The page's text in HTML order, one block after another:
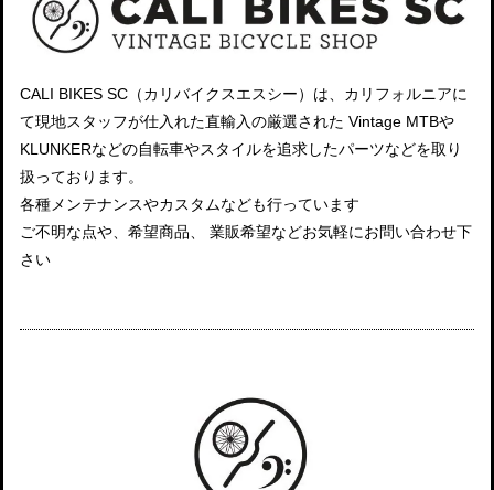
CALI BIKES SC（カリバイクスエスシー）は、カリフォルニアに
て現地スタッフが仕入れた直輸入の厳選された Vintage MTBや
KLUNKERなどの自転車やスタイルを追求したパーツなどを取り
扱っております。
各種メンテナンスやカスタムなども行っています
ご不明な点や、希望商品、 業販希望などお気軽にお問い合わせ下
さい